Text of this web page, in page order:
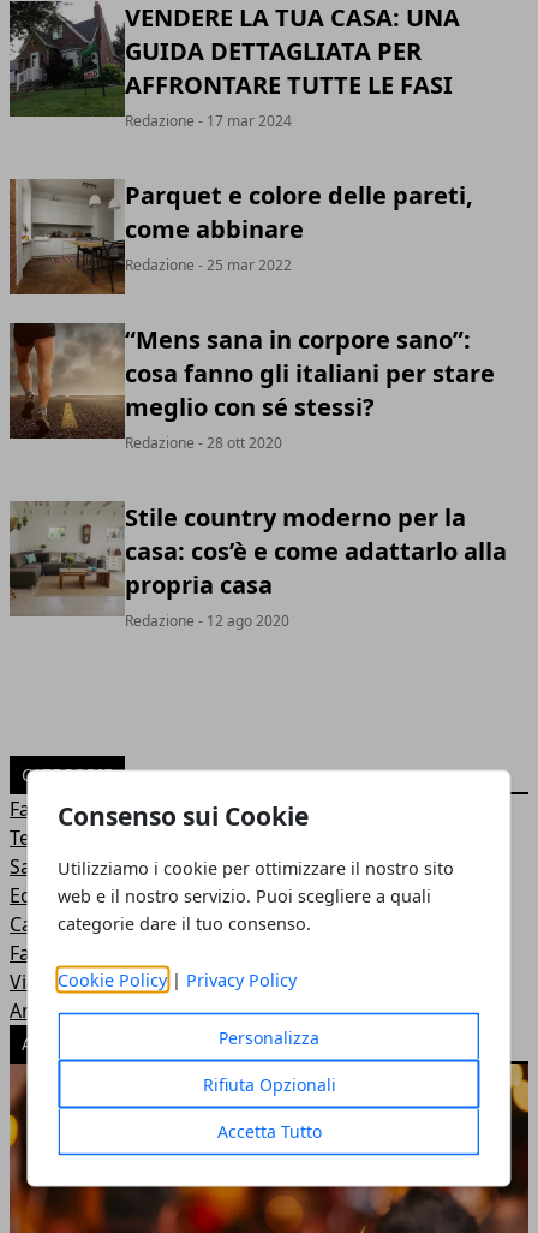
Consenso sui Cookie
Utilizziamo i cookie per ottimizzare il nostro sito
web e il nostro servizio. Puoi scegliere a quali
categorie dare il tuo consenso.
Cookie Policy | Privacy Policy
Personalizza
Rifiuta Opzionali
Accetta Tutto
VENDERE LA TUA CASA: UNA
GUIDA DETTAGLIATA PER
AFFRONTARE TUTTE LE FASI
Redazione - 17 mar 2024
Parquet e colore delle pareti,
come abbinare
Redazione - 25 mar 2022
“Mens sana in corpore sano”:
cosa fanno gli italiani per stare
meglio con sé stessi?
Redazione - 28 ott 2020
Stile country moderno per la
casa: cos’è e come adattarlo alla
propria casa
Redazione - 12 ago 2020
CATEGORIE
Famiglia
Tecnologia
Salute
Economia
Casa
Fashion
Viaggi
Animali
ARTICOLI POPOLARI